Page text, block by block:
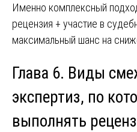
Именно комплексный
рецензия + участие в
максимальный шанс на
Глава 6. Виды
экспертиз, по
выполнять